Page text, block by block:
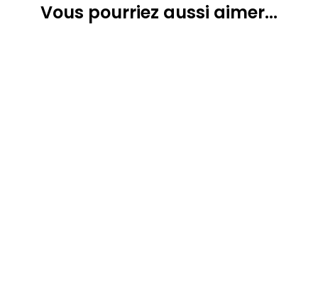
Vous pourriez aussi aimer...